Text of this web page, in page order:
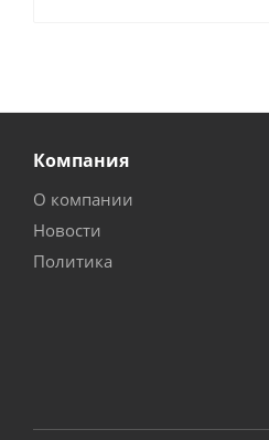
Компания
О компании
Новости
Политика